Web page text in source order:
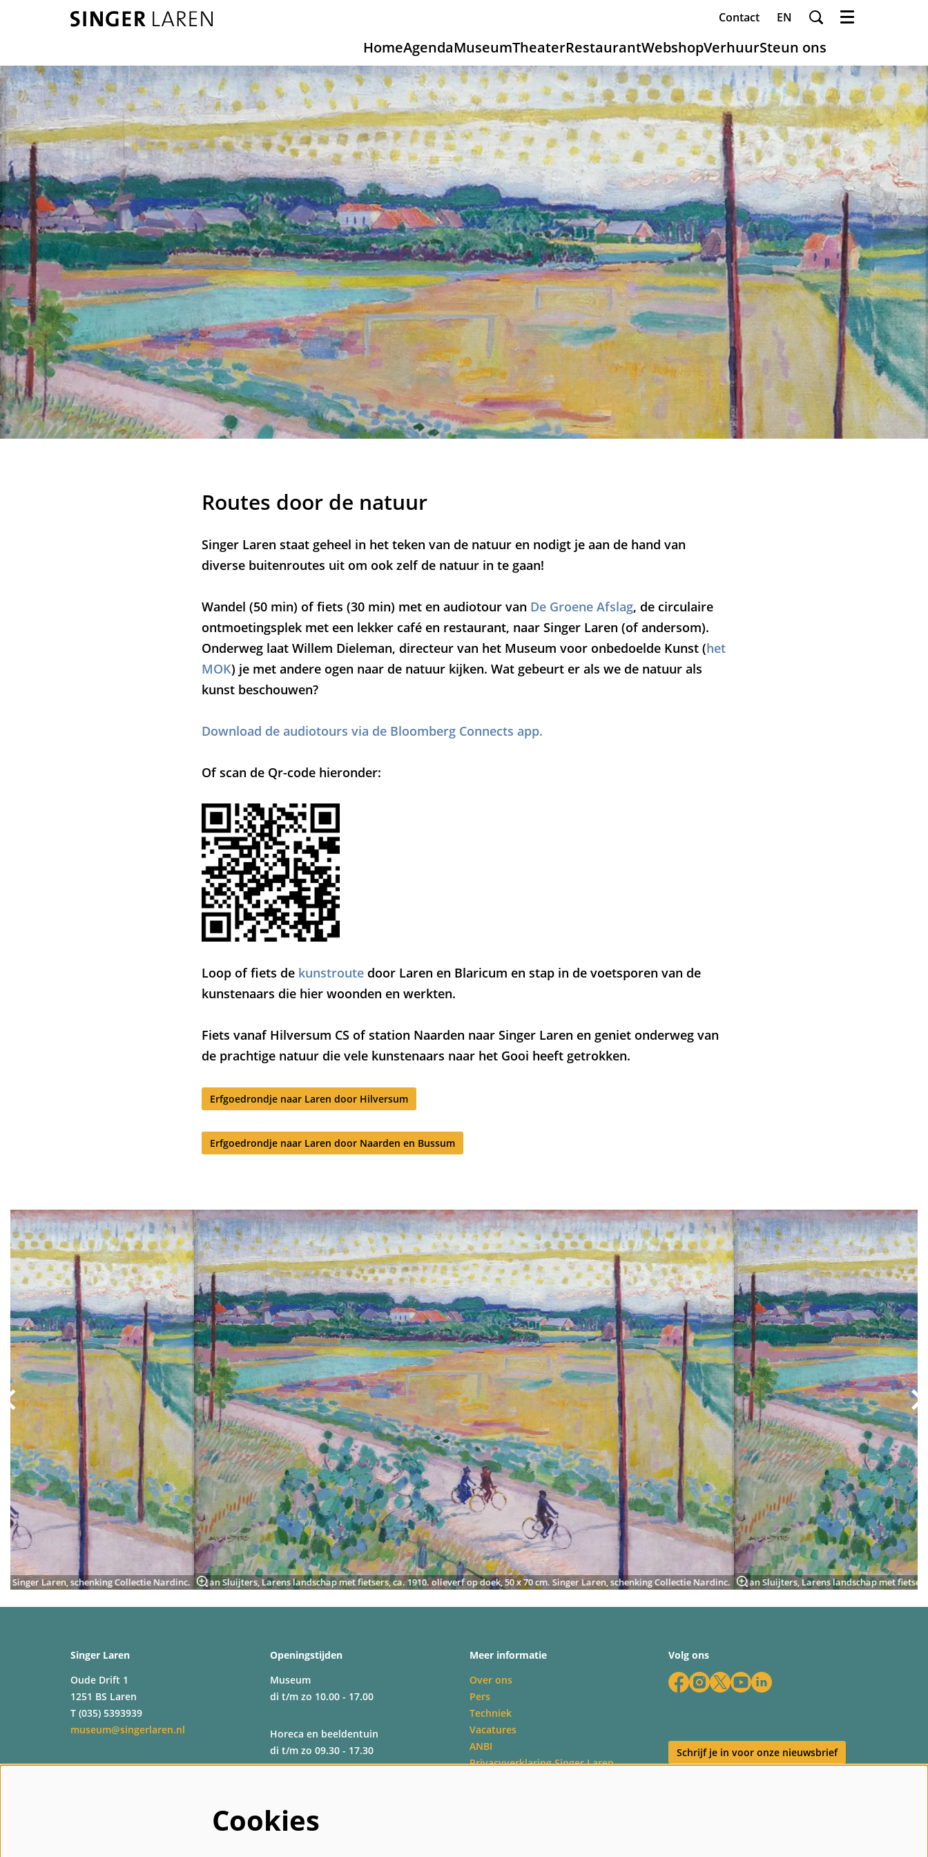
Contact EN
HomeAgendaMuseumTheaterRestaurantWebshopVerhuurSteun ons
Menu
Routes door de natuur
Singer Laren staat geheel in het teken van de natuur en nodigt je aan de hand van
diverse buitenroutes uit om ook zelf de natuur in te gaan!
Wandel (50 min) of fiets (30 min) met en audiotour van De Groene Afslag, de circulaire
ontmoetingsplek met een lekker café en restaurant, naar Singer Laren (of andersom).
Onderweg laat Willem Dieleman, directeur van het Museum voor onbedoelde Kunst (het
MOK) je met andere ogen naar de natuur kijken. Wat gebeurt er als we de natuur als
kunst beschouwen?
Download de audiotours via de Bloomberg Connects app.
Of scan de Qr-code hieronder:
Loop of fiets de kunstroute door Laren en Blaricum en stap in de voetsporen van de
kunstenaars die hier woonden en werkten.
Fiets vanaf Hilversum CS of station Naarden naar Singer Laren en geniet onderweg van
de prachtige natuur die vele kunstenaars naar het Gooi heeft getrokken.
Erfgoedrondje naar Laren door Hilversum
Erfgoedrondje naar Laren door Naarden en Bussum
Overslaan
Singer Laren, schenking Collectie Nardinc. Jan Sluijters, Larens landschap met fietsers, ca. 1910. olieverf op doek, 50 x 70 cm. Singer Laren, schenking Collectie Nardinc. Jan Sluijters, Larens landschap met
Singer Laren
Oude Drift 1
1251 BS Laren
T (035) 5393939
museum@singerlaren.nl
Openingstijden
Museum
di t/m zo 10.00 - 17.00
Horeca en beeldentuin
di t/m zo 09.30 - 17.30
Meer informatie
Over ons
Pers
Techniek
Vacatures
ANBI
Privacyverklaring Singer Laren
Volg ons
Schrijf je in voor onze nieuwsbrief
Cookies